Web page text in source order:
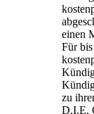
einen
Für
zu
D.I.E.